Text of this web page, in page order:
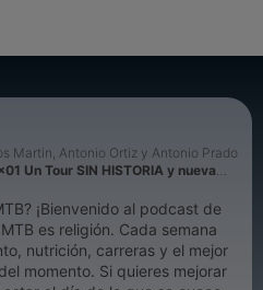
Martin, Antonio Ortiz y Antonio Prado
Un Tour SIN HISTORIA y nueva
¡Bienvenido al podcast de
es religión. Cada semana
nutrición, carreras y el mejor
momento. Si quieres mejorar